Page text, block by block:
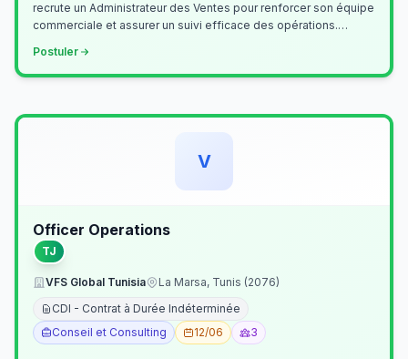
recrute un Administrateur des Ventes pour renforcer son équipe
commerciale et assurer un suivi efficace des opérations.
Postuler
V
Officer Operations
TJ
VFS Global Tunisia
La Marsa, Tunis (2076)
CDI - Contrat à Durée Indéterminée
Conseil et Consulting
12/06 3